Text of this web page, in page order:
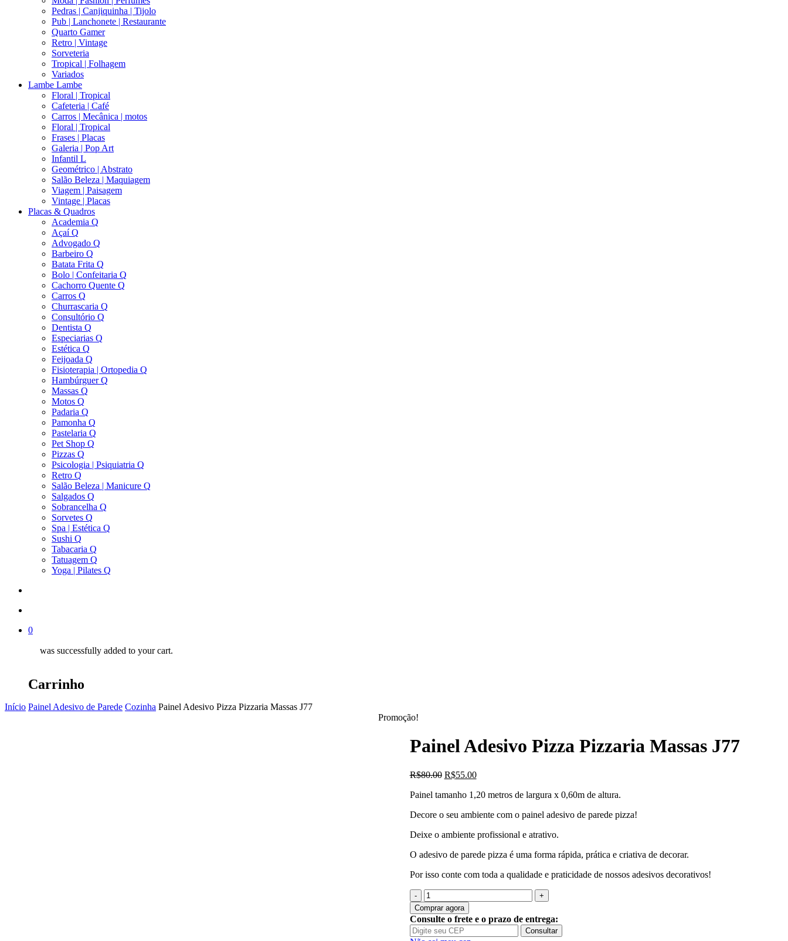
Pedras | Canjiquinha | Tijolo
Pub | Lanchonete | Restaurante
Quarto Gamer
Retro | Vintage
Sorveteria
Tropical | Folhagem
Variados
Lambe Lambe
Floral | Tropical
Cafeteria | Café
Carros | Mecânica | motos
Floral | Tropical
Frases | Placas
Galeria | Pop Art
Infantil L
Geométrico | Abstrato
Salão Beleza | Maquiagem
Viagem | Paisagem
Vintage | Placas
Placas & Quadros
Academia Q
Açaí Q
Advogado Q
Barbeiro Q
Batata Frita Q
Bolo | Confeitaria Q
Cachorro Quente Q
Carros Q
Churrascaria Q
Consultório Q
Dentista Q
Especiarias Q
Estética Q
Feijoada Q
Fisioterapia | Ortopedia Q
Hambúrguer Q
Massas Q
Motos Q
Padaria Q
Pamonha Q
Pastelaria Q
Pet Shop Q
Pizzas Q
Psicologia | Psiquiatria Q
Retro Q
Salão Beleza | Manicure Q
Salgados Q
Sobrancelha Q
Sorvetes Q
Spa | Estética Q
Sushi Q
Tabacaria Q
Tatuagem Q
Yoga | Pilates Q
0
was successfully added to your cart.
Carrinho
Início Painel Adesivo de Parede Cozinha Painel Adesivo Pizza Pizzaria Massas J77
Promoção!
Painel Adesivo Pizza Pizzaria Massas J77
R$80.00 O
original
R$80.00.
R$55.00O
atual
R$55.00.
Painel tamanho 1,20 metros de largura x 0,60m de altura.
Decore o seu ambiente com o painel adesivo de parede pizza!
Deixe o ambiente profissional e atrativo.
O adesivo de parede pizza é uma forma rápida, prática e criativa de decorar.
Por isso conte com toda a qualidade e praticidade de nossos adesivos decorativos!
Quantidade
de
Painel
Adesivo
Pizza
Comprar agora
Consulte o frete e o prazo de entrega:
Consultar